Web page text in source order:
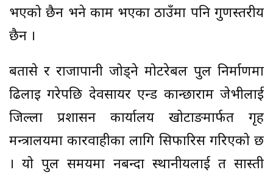
भएको छैन भने काम भएका ठाउँमा पनि गुणस्तरीय
छैन ।
बतासे र राजापानी जोड्ने मोटरेबल पुल निर्माणमा
ढिलाइ गरेपछि देवसायर एन्ड कान्छाराम जेभीलाई
जिल्ला प्रशासन कार्यालय खोटाङमार्फत गृह
मन्त्रालयमा कारवाहीका लागि सिफारिस गरिएको छ
। यो पुल समयमा नबन्दा स्थानीयलाई त सास्ती